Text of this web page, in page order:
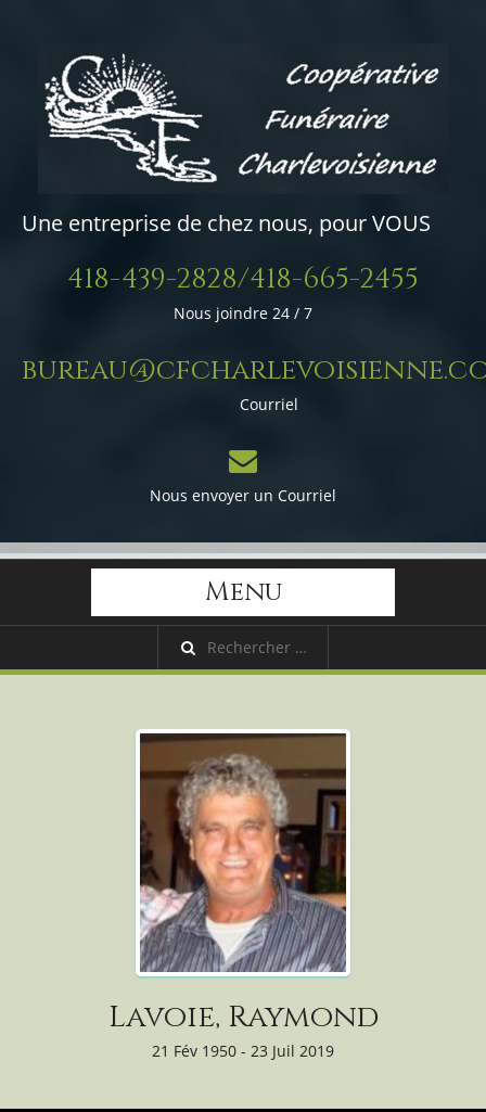
Une entreprise de chez nous, pour VOUS
418-439-2828/418-665-2455
Nous joindre 24 / 7
Courriel
Nous envoyer un Courriel
Menu
Lavoie, Raymond
21 Fév 1950 - 23 Juil 2019